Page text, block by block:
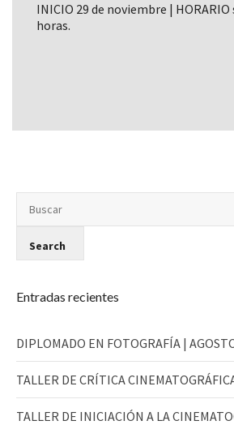
INICIO 29 de noviembre | HORARIO
horas.
Entradas recientes
DIPLOMADO EN FOTOGRAFÍA |
TALLER DE CRÍTICA
TALLER DE INICIACIÓN A LA